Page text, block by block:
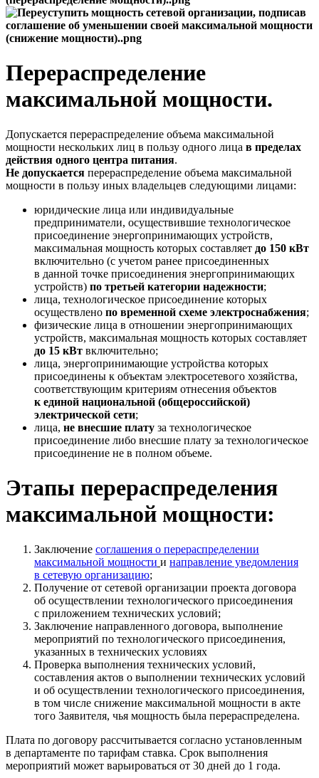
Перераспределение
максимальной мощности.
Допускается перераспределение объема максимальной
мощности нескольких лиц в пользу одного лица в пределах
действия одного центра питания.
Не допускается перераспределение объема максимальной
мощности в пользу иных владельцев следующими лицами:
юридические лица или индивидуальные
предприниматели, осуществившие технологическое
присоединение энергопринимающих устройств,
максимальная мощность которых составляет до 150 кВт
включительно (с учетом ранее присоединенных
в данной точке присоединения энергопринимающих
устройств) по третьей категории надежности;
лица, технологическое присоединение которых
осуществлено по временной схеме электроснабжения;
физические лица в отношении энергопринимающих
устройств, максимальная мощность которых составляет
до 15 кВт включительно;
лица, энергопринимающие устройства которых
присоединены к объектам электросетевого хозяйства,
соответствующим критериям отнесения объектов
к единой национальной (общероссийской)
электрической сети;
лица, не внесшие плату за технологическое
присоединение либо внесшие плату за технологическое
присоединение не в полном объеме.
Этапы перераспределения
максимальной мощности:
Заключение соглашения о перераспределении
максимальной мощности и направление уведомления
в сетевую организацию;
Получение от сетевой организации проекта договора
об осуществлении технологического присоединения
с приложением технических условий;
Заключение направленного договора, выполнение
мероприятий по технологического присоединения,
указанных в технических условиях
Проверка выполнения технических условий,
составления актов о выполнении технических условий
и об осуществлении технологического присоединения,
в том числе снижение максимальной мощности в акте
того Заявителя, чья мощность была перераспределена.
Плата по договору рассчитывается согласно установленным
в департаменте по тарифам ставка. Срок выполнения
мероприятий может варьироваться от 30 дней до 1 года.